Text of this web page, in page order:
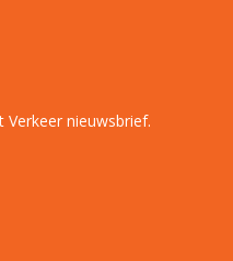
nieuwsbrief.